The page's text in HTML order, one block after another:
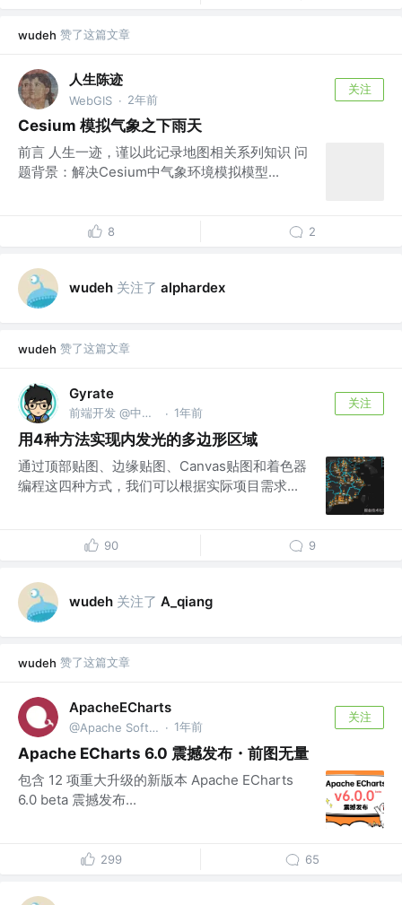
wudeh 赞了这篇文章
人生陈迹
WebGIS · 2年前
关注
Cesium 模拟气象之下雨天
前言 人生一迹，谨以此记录地图相关系列知识 问
题背景：解决Cesium中气象环境模拟模型...
8 2
wudeh 关注了 alphardex
wudeh 赞了这篇文章
Gyrate
前端开发 @中科智城 · 1年前
关注
用4种方法实现内发光的多边形区域
通过顶部贴图、边缘贴图、Canvas贴图和着色器
编程这四种方式，我们可以根据实际项目需求...
90 9
wudeh 关注了 A_qiang
wudeh 赞了这篇文章
ApacheECharts
@Apache Software Foundation · 1年前
关注
Apache ECharts 6.0 震撼发布・前图无量
包含 12 项重大升级的新版本 Apache ECharts
6.0 beta 震撼发布...
299 65